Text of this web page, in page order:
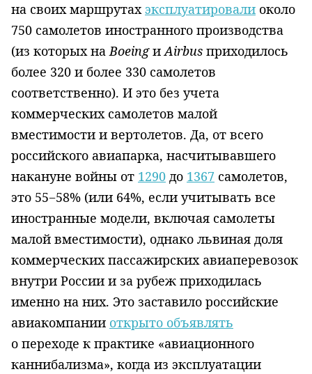
на своих маршрутахэксплуатировали около
750 самолетов иностранного производства
(из которых наBoeing иAirbus приходилось
более 320 и более 330 самолетов
соответственно). И это без учета
коммерческих самолетов малой
вместимости и вертолетов. Да, от всего
российского авиапарка, насчитывавшего
накануне войны от 1290 до 1367 самолетов,
это 55−58% (или 64%, если учитывать все
иностранные модели, включая самолеты
малой вместимости), однако львиная доля
коммерческих пассажирских авиаперевозок
внутри России и за рубеж приходилась
именно на них. Это заставило российские
авиакомпании открыто объявлять
о переходе к практике «авиационного
каннибализма», когда из эксплуатации